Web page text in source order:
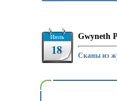
Июль
18
Gwyneth
Сканы из